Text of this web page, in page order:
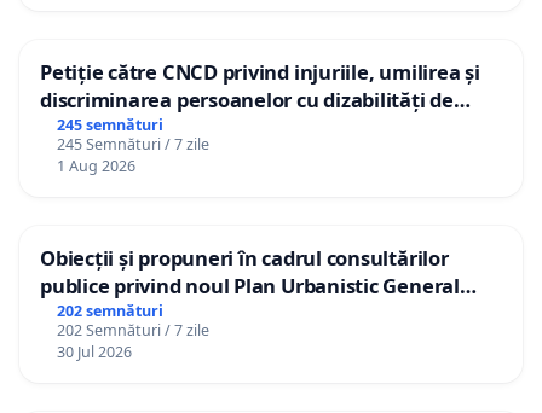
Petiție către CNCD privind injuriile, umilirea și
discriminarea persoanelor cu dizabilități de
către utilizatorul TikTok „Gorici”
245 semnături
245 Semnături / 7 zile
1 Aug 2026
Obiecții și propuneri în cadrul consultărilor
publice privind noul Plan Urbanistic General
(PUG) Ialoveni
202 semnături
202 Semnături / 7 zile
30 Jul 2026